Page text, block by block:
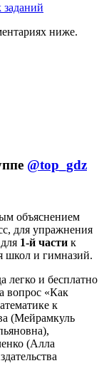
ниже.
@top_gdz
объяснением
для упражнения
для 1-й части к
школ и гимназий.
легко и бесплатно
вопрос «Как
к
(Мейрамкуль
(Алла